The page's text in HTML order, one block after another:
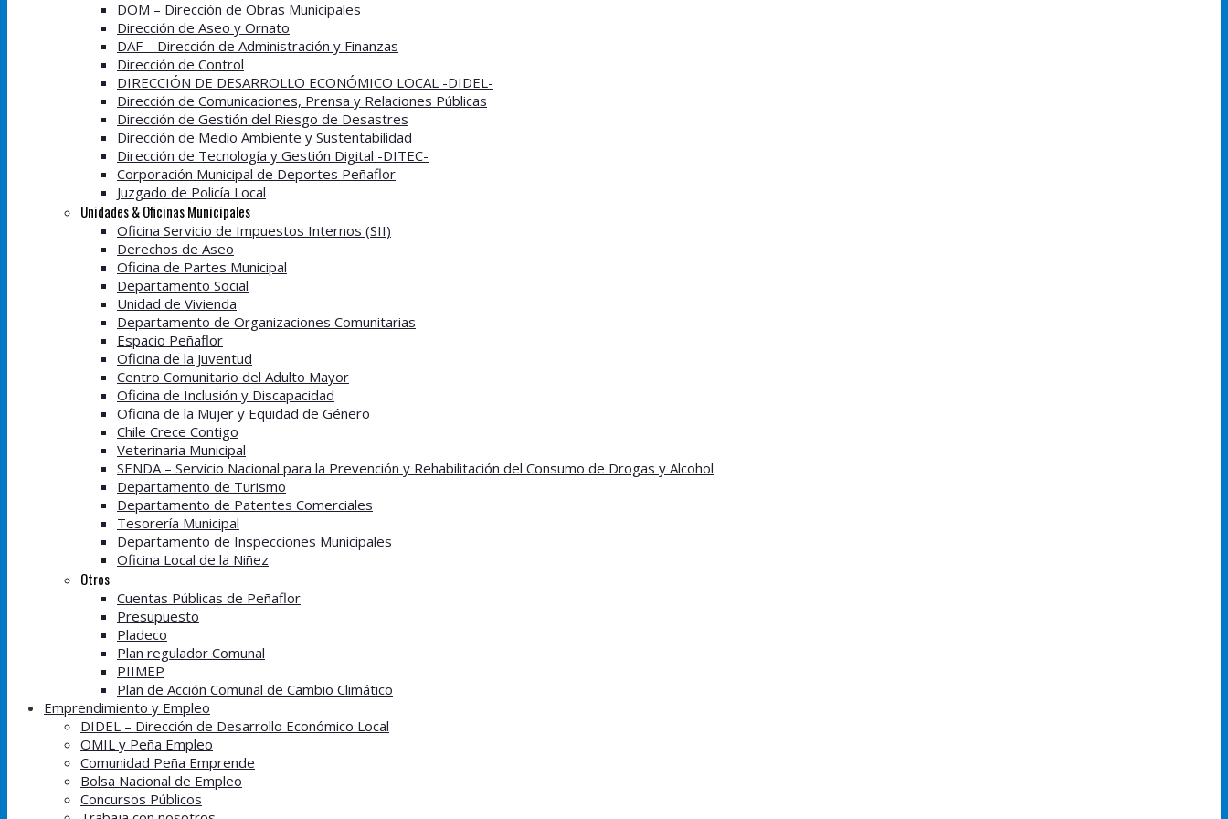
DOM – Dirección de Obras Municipales
Dirección de Aseo y Ornato
DAF – Dirección de Administración y Finanzas
Dirección de Control
DIRECCIÓN DE DESARROLLO ECONÓMICO LOCAL -DIDEL-
Dirección de Comunicaciones, Prensa y Relaciones Públicas
Dirección de Gestión del Riesgo de Desastres
Dirección de Medio Ambiente y Sustentabilidad
Dirección de Tecnología y Gestión Digital -DITEC-
Corporación Municipal de Deportes Peñaflor
Juzgado de Policía Local
Unidades & Oficinas Municipales
Oficina Servicio de Impuestos Internos (SII)
Derechos de Aseo
Oficina de Partes Municipal
Departamento Social
Unidad de Vivienda
Departamento de Organizaciones Comunitarias
Espacio Peñaflor
Oficina de la Juventud
Centro Comunitario del Adulto Mayor
Oficina de Inclusión y Discapacidad
Oficina de la Mujer y Equidad de Género
Chile Crece Contigo
Veterinaria Municipal
SENDA – Servicio Nacional para la Prevención y Rehabilitación del Consumo de Drogas y Alcohol
Departamento de Turismo
Departamento de Patentes Comerciales
Tesorería Municipal
Departamento de Inspecciones Municipales
Oficina Local de la Niñez
Otros
Cuentas Públicas de Peñaflor
Presupuesto
Pladeco
Plan regulador Comunal
PIIMEP
Plan de Acción Comunal de Cambio Climático
Emprendimiento y Empleo
DIDEL – Dirección de Desarrollo Económico Local
OMIL y Peña Empleo
Comunidad Peña Emprende
Bolsa Nacional de Empleo
Concursos Públicos